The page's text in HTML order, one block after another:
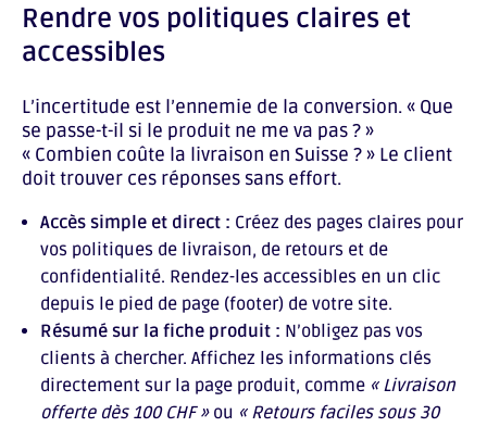
Rendre vos politiques claires et
accessibles
L’incertitude est l’ennemie de la conversion. « Que
se passe-t-il si le produit ne me va pas ? »
« Combien coûte la livraison en Suisse ? » Le client
doit trouver ces réponses sans effort.
Accès simple et direct : Créez des pages claires pour
vos politiques de livraison, de retours et de
confidentialité. Rendez-les accessibles en un clic
depuis le pied de page (footer) de votre site.
Résumé sur la fiche produit : N’obligez pas vos
clients à chercher. Affichez les informations clés
directement sur la page produit, comme « Livraison
offerte dès 100 CHF »ou « Retours faciles sous 30